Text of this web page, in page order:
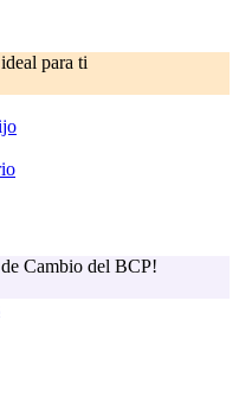
para ti
Cambio del BCP!